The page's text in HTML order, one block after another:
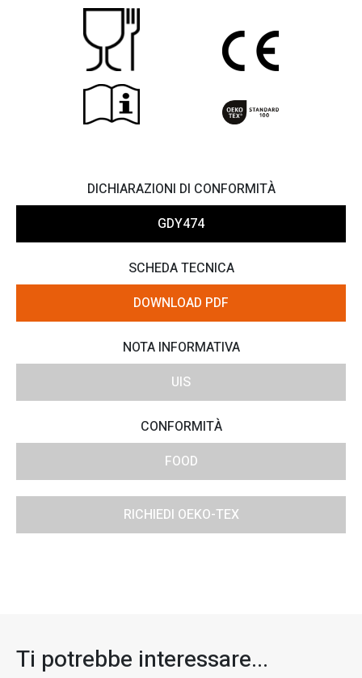
DICHIARAZIONI DI CONFORMITÀ
GDY474
SCHEDA TECNICA
DOWNLOAD PDF
NOTA INFORMATIVA
UIS
CONFORMITÀ
FOOD
RICHIEDI OEKO-TEX
Ti potrebbe interessare...​